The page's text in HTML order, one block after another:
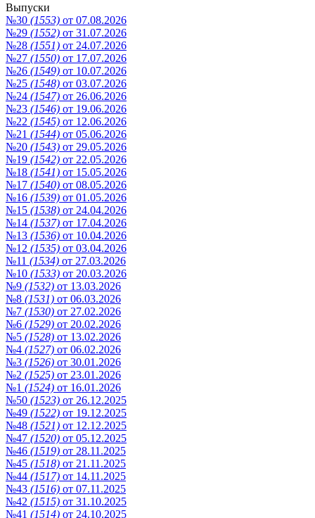
Выпуски
№30 (1553) от 07.08.2026
№29 (1552) от 31.07.2026
№28 (1551) от 24.07.2026
№27 (1550) от 17.07.2026
№26 (1549) от 10.07.2026
№25 (1548) от 03.07.2026
№24 (1547) от 26.06.2026
№23 (1546) от 19.06.2026
№22 (1545) от 12.06.2026
№21 (1544) от 05.06.2026
№20 (1543) от 29.05.2026
№19 (1542) от 22.05.2026
№18 (1541) от 15.05.2026
№17 (1540) от 08.05.2026
№16 (1539) от 01.05.2026
№15 (1538) от 24.04.2026
№14 (1537) от 17.04.2026
№13 (1536) от 10.04.2026
№12 (1535) от 03.04.2026
№11 (1534) от 27.03.2026
№10 (1533) от 20.03.2026
№9 (1532) от 13.03.2026
№8 (1531) от 06.03.2026
№7 (1530) от 27.02.2026
№6 (1529) от 20.02.2026
№5 (1528) от 13.02.2026
№4 (1527) от 06.02.2026
№3 (1526) от 30.01.2026
№2 (1525) от 23.01.2026
№1 (1524) от 16.01.2026
№50 (1523) от 26.12.2025
№49 (1522) от 19.12.2025
№48 (1521) от 12.12.2025
№47 (1520) от 05.12.2025
№46 (1519) от 28.11.2025
№45 (1518) от 21.11.2025
№44 (1517) от 14.11.2025
№43 (1516) от 07.11.2025
№42 (1515) от 31.10.2025
№41 (1514) от 24.10.2025